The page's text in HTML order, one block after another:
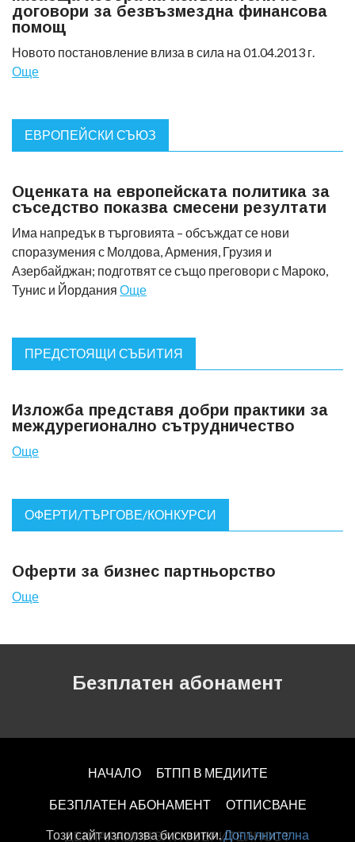
договори за безвъзмездна финансова
помощ
Новото постановление влиза в сила на 01.04.2013 г.
Още
ЕВРОПЕЙСКИ СЪЮЗ
Оценката на европейската политика за
съседство показва смесени резултати
Има напредък в търговията – обсъждат се нови
споразумения с Молдова, Армения, Грузия и
Азербайджан; подготвят се също преговори с Мароко,
Тунис и Йордания Още
ПРЕДСТОЯЩИ СЪБИТИЯ
Изложба представя добри практики за
междурегионално сътрудничество
Още
ОФЕРТИ/ТЪРГОВЕ/КОНКУРСИ
Оферти за бизнес партньорство
Още
Безплатен абонамент
НАЧАЛО БТПП В МЕДИИТЕ
БЕЗПЛАТЕН AБОНАМЕНТ ОТПИСВАНЕ
ДЕКЛАРАЦИЯ ЗА ПОВЕРИТЕЛНОСT
Този сайт използва бисквитки.Допълнителна